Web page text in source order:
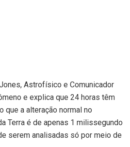
Astrofísico e Comunicador
e explica que 24 horas têm
que a alteração normal no
Terra é de apenas 1 milissegundo
serem analisadas só por meio de